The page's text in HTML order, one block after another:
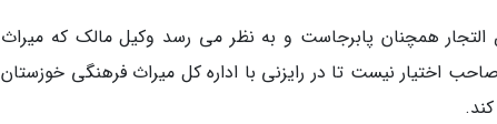
همچنان پابرجاست و به نظر می رسد وکیل مالک که میراث
اختیار نیست تا در رایزنی با اداره کل میراث فرهنگی خوزستان